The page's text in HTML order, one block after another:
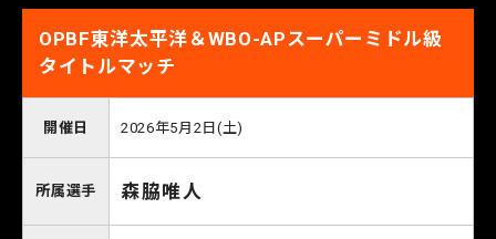
OPBF東洋太平洋＆WBO-APスーパーミドル級
タイトルマッチ
開催日 2026年5月2日(土)
所属選手 森脇唯人